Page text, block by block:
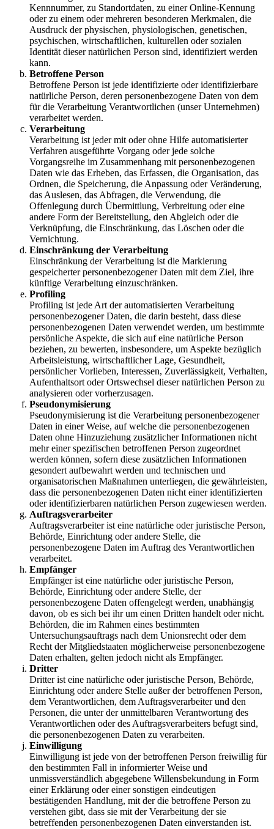
Kennnummer, zu Standortdaten, zu einer Online-Kennung
oder zu einem oder mehreren besonderen Merkmalen, die
Ausdruck der physischen, physiologischen, genetischen,
psychischen, wirtschaftlichen, kulturellen oder sozialen
Identität dieser natürlichen Person sind, identifiziert werden
kann.
Betroffene Person
Betroffene Person ist jede identifizierte oder identifizierbare
natürliche Person, deren personenbezogene Daten von dem
für die Verarbeitung Verantwortlichen (unser Unternehmen)
verarbeitet werden.
Verarbeitung
Verarbeitung ist jeder mit oder ohne Hilfe automatisierter
Verfahren ausgeführte Vorgang oder jede solche
Vorgangsreihe im Zusammenhang mit personenbezogenen
Daten wie das Erheben, das Erfassen, die Organisation, das
Ordnen, die Speicherung, die Anpassung oder Veränderung,
das Auslesen, das Abfragen, die Verwendung, die
Offenlegung durch Übermittlung, Verbreitung oder eine
andere Form der Bereitstellung, den Abgleich oder die
Verknüpfung, die Einschränkung, das Löschen oder die
Vernichtung.
Einschränkung der Verarbeitung
Einschränkung der Verarbeitung ist die Markierung
gespeicherter personenbezogener Daten mit dem Ziel, ihre
künftige Verarbeitung einzuschränken.
Profiling
Profiling ist jede Art der automatisierten Verarbeitung
personenbezogener Daten, die darin besteht, dass diese
personenbezogenen Daten verwendet werden, um bestimmte
persönliche Aspekte, die sich auf eine natürliche Person
beziehen, zu bewerten, insbesondere, um Aspekte bezüglich
Arbeitsleistung, wirtschaftlicher Lage, Gesundheit,
persönlicher Vorlieben, Interessen, Zuverlässigkeit, Verhalten,
Aufenthaltsort oder Ortswechsel dieser natürlichen Person zu
analysieren oder vorherzusagen.
Pseudonymisierung
Pseudonymisierung ist die Verarbeitung personenbezogener
Daten in einer Weise, auf welche die personenbezogenen
Daten ohne Hinzuziehung zusätzlicher Informationen nicht
mehr einer spezifischen betroffenen Person zugeordnet
werden können, sofern diese zusätzlichen Informationen
gesondert aufbewahrt werden und technischen und
organisatorischen Maßnahmen unterliegen, die gewährleisten,
dass die personenbezogenen Daten nicht einer identifizierten
oder identifizierbaren natürlichen Person zugewiesen werden.
Auftragsverarbeiter
Auftragsverarbeiter ist eine natürliche oder juristische Person,
Behörde, Einrichtung oder andere Stelle, die
personenbezogene Daten im Auftrag des Verantwortlichen
verarbeitet.
Empfänger
Empfänger ist eine natürliche oder juristische Person,
Behörde, Einrichtung oder andere Stelle, der
personenbezogene Daten offengelegt werden, unabhängig
davon, ob es sich bei ihr um einen Dritten handelt oder nicht.
Behörden, die im Rahmen eines bestimmten
Untersuchungsauftrags nach dem Unionsrecht oder dem
Recht der Mitgliedstaaten möglicherweise personenbezogene
Daten erhalten, gelten jedoch nicht als Empfänger.
Dritter
Dritter ist eine natürliche oder juristische Person, Behörde,
Einrichtung oder andere Stelle außer der betroffenen Person,
dem Verantwortlichen, dem Auftragsverarbeiter und den
Personen, die unter der unmittelbaren Verantwortung des
Verantwortlichen oder des Auftragsverarbeiters befugt sind,
die personenbezogenen Daten zu verarbeiten.
Einwilligung
Einwilligung ist jede von der betroffenen Person freiwillig für
den bestimmten Fall in informierter Weise und
unmissverständlich abgegebene Willensbekundung in Form
einer Erklärung oder einer sonstigen eindeutigen
bestätigenden Handlung, mit der die betroffene Person zu
verstehen gibt, dass sie mit der Verarbeitung der sie
betreffenden personenbezogenen Daten einverstanden ist.